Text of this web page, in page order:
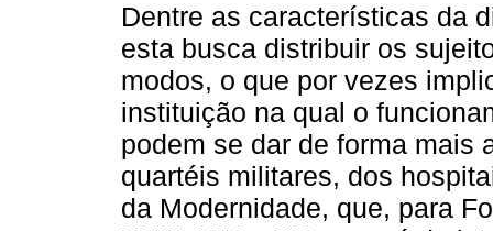
Dentre as características da
esta busca distribuir os
modos, o que por vezes
instituição na qual o
podem se dar de forma mais
quartéis militares, dos
da Modernidade, que, para